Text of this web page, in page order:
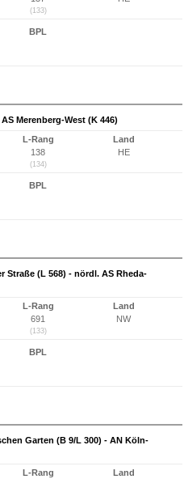
(133)
BPL
Merenberg-West (K 446)
L-Rang
138
(134)
Land
HE
BPL
Straße (L 568) - nördl. AS Rheda-
L-Rang
691
(133)
Land
NW
BPL
Garten (B 9/L 300) - AN Köln-
L-Rang
Land